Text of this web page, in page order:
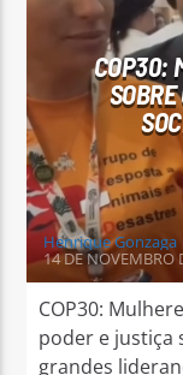
COP30:
Henrique Gonzaga
14 DE NOVEMBRO
COP30:
poder e justiça
grandes